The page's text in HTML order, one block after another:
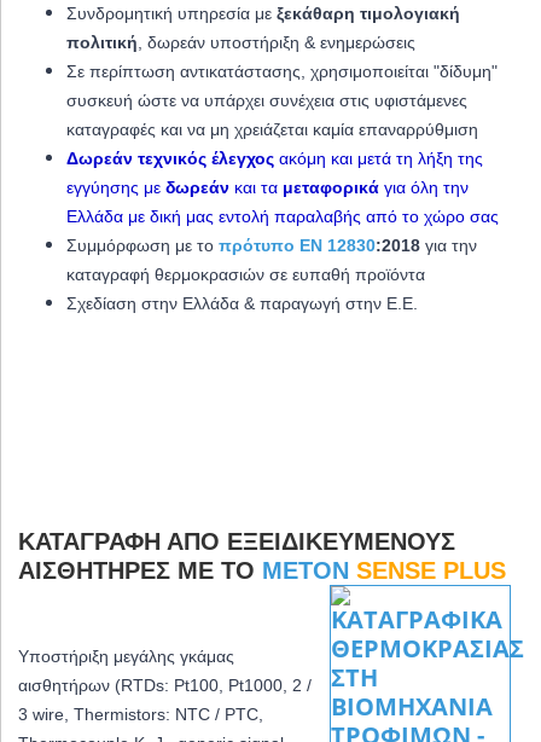
Συνδρομητική υπηρεσία με ξεκάθαρη τιμολογιακή
πολιτική , δωρεάν υποστήριξη & ενημερώσεις
Σε περίπτωση αντικατάστασης, χρησιμοποιείται "δίδυμη"
συσκευή ώστε να υπάρχει συνέχεια στις υφιστάμενες
καταγραφές και να μη χρειάζεται καμία επαναρρύθμιση
Δωρεάν τεχνικός έλεγχος ακόμη και μετά τη λήξη της
εγγύησης με δωρεάν και τα μεταφορικά για όλη την
Ελλάδα με δική μας εντολή παραλαβής από το χώρο σας
Συμμόρφωση με το πρότυπο EN 12830:2018 για την
καταγραφή θερμοκρασιών σε ευπαθή προϊόντα
Σχεδίαση στην Ελλάδα & παραγωγή στην Ε.Ε.
ΚΑΤΑΓΡΑΦΉ ΑΠΌ ΕΞΕΙΔΙΚΕΥΜΈΝΟΥΣ
ΑΙΣΘΗΤΉΡΕΣ ΜΕ ΤΟ METON SENSE PLUS
Υποστήριξη μεγάλης γκάμας
αισθητήρων (RTDs: Pt100, Pt1000, 2 /
3 wire, Thermistors: NTC / PTC,